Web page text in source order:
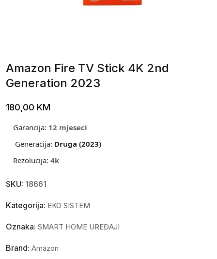
Amazon Fire TV Stick 4K 2nd
Generation 2023
180,00 KM
Garancija: 12 mjeseci
Generacija: Druga (2023)
Rezolucija: 4k
SKU: 18661
Kategorija: EKO SISTEM
Oznaka: SMART HOME UREĐAJI
Brand: Amazon